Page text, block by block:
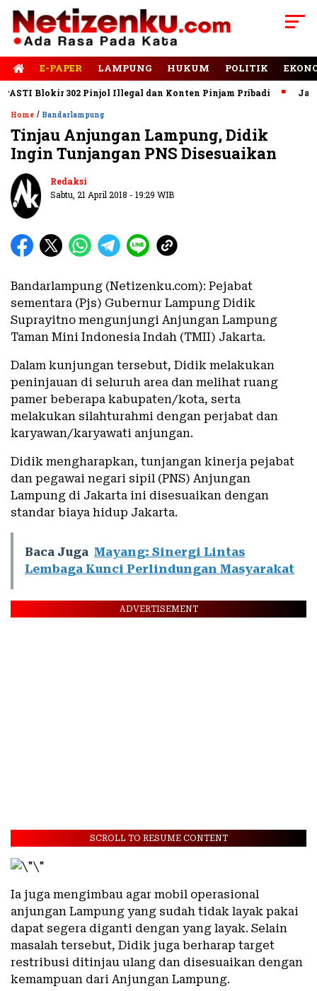
E-PAPER LAMPUNG HUKUM POLITIK
Blokir 302 Pinjol Illegal dan Konten Pinjam Pribadi Jalan
Home / Bandarlampung
Tinjau Anjungan Lampung, Didik
Ingin Tunjangan PNS Disesuaikan
Redaksi
Sabtu, 21 April 2018 - 19:29 WIB
Bandarlampung (Netizenku.com): Pejabat
sementara (Pjs) Gubernur Lampung Didik
Suprayitno mengunjungi Anjungan Lampung
Taman Mini Indonesia Indah (TMII) Jakarta.
Dalam kunjungan tersebut, Didik melakukan
peninjauan di seluruh area dan melihat ruang
pamer beberapa kabupaten/kota, serta
melakukan silahturahmi dengan perjabat dan
karyawan/karyawati anjungan.
Didik mengharapkan, tunjangan kinerja pejabat
dan pegawai negari sipil (PNS) Anjungan
Lampung di Jakarta ini disesuaikan dengan
standar biaya hidup Jakarta.
Baca Juga Mayang: Sinergi Lintas
Lembaga Kunci Perlindungan Masyarakat
ADVERTISEMENT
SCROLL TO RESUME CONTENT
Ia juga mengimbau agar mobil operasional
anjungan Lampung yang sudah tidak layak pakai
dapat segera diganti dengan yang layak. Selain
masalah tersebut, Didik juga berharap target
restribusi ditinjau ulang dan disesuaikan dengan
kemampuan dari Anjungan Lampung.